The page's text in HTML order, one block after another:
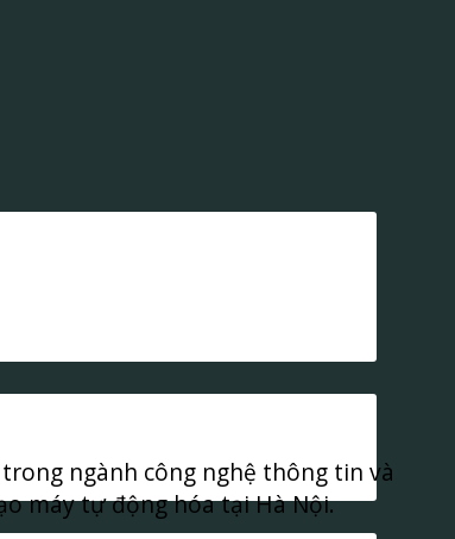
ngành công nghệ thông tin và
máy tự động hóa tại Hà Nội.